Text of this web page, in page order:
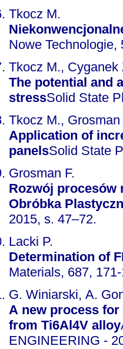
Tkocz M.
Nowe Technologie,
Tkocz M., Cyganek
The potential and
stress
Tkocz M., Grosman
Application of
panels
Grosman F.
Rozwój procesów
Obróbka
2015, s. 47–72.
Lacki P.
Determination of
Materials, 687,
G. Winiarski, A.
A new process
from Ti6Al4V alloy
ENGINEERING -